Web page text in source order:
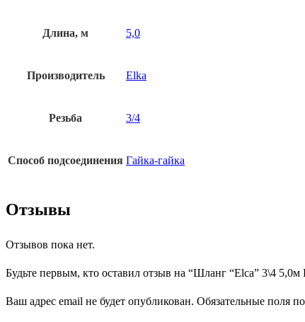
Длина, м 5,0
Производитель Elka
Резьба 3/4
Способ подсоединения Гайка-гайка
Отзывы
Отзывов пока нет.
Будьте первым, кто оставил отзыв на “Шланг “Elca” 3\4 5,0м
Ваш адрес email не будет опубликован. Обязательные поля